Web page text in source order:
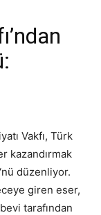
Vakfı, Türk
kazandırmak
‘nü düzenliyor.
giren eser,
tarafından